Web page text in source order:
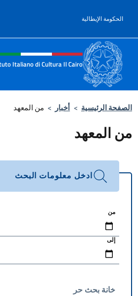
الحكومة الإيطالية
sito, social e menù
Italiano di Cultura Il Cairo
الصفحة الرئيسية > أخبار > من المعهد
من المعهد
ادخل معلومات البحث
من
إلى
خانة بحث حر